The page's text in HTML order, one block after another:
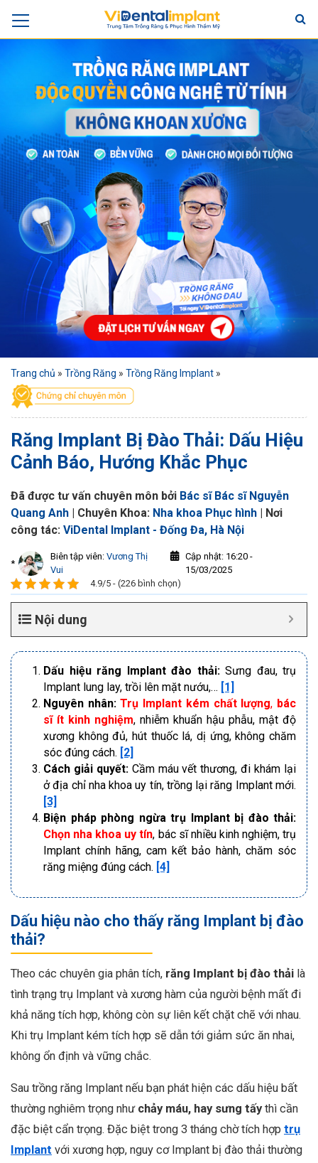
Trang chủ » Trồng Răng » Trồng Răng Implant »
Răng Implant Bị Đào Thải: Dấu Hiệu
Cảnh Báo, Hướng Khắc Phục
Đã được tư vấn chuyên môn bởi Bác sĩ Bác sĩ Nguyễn
Quang Anh | Chuyên Khoa: Nha khoa Phục hình | Nơi
công tác: ViDental Implant - Đống Đa, Hà Nội
*
Biên tập viên:Vương Thị
Vui
Cập nhật: 16:20 -
15/03/2025
4.9/5 - (226 bình chọn)
Nội dung
Dấu hiệu răng Implant đào thải:Sưng đau, trụ
Implant lung lay, trồi lên mặt nướu,… [1]
Nguyên nhân: Trụ Implant kém chất lượng, bác
sĩ ít kinh nghiệm, nhiễm khuẩn hậu phẫu, mật độ
xương không đủ, hút thuốc lá, dị ứng, không chăm
sóc đúng cách. [2]
Cách giải quyết: Cầm máu vết thương, đi khám lại
ở địa chỉ nha khoa uy tín, trồng lại răng Implant mới.
[3]
Biện pháp phòng ngừa trụ Implant bị đào thải:
Chọn nha khoa uy tín, bác sĩ nhiều kinh nghiệm, trụ
Implant chính hãng, cam kết bảo hành, chăm sóc
răng miệng đúng cách. [4]
Dấu hiệu nào cho thấy răng Implant bị đào
thải?
Theo các chuyên gia phân tích, răng Implant bị đào thải là
tình trạng trụ Implant và xương hàm của người bệnh mất đi
khả năng tích hợp, không còn sự liên kết chặt chẽ với nhau.
Khi trụ Implant kém tích hợp sẽ dẫn tới giảm sức ăn nhai,
không ổn định và vững chắc.
Sau trồng răng Implant nếu bạn phát hiện các dấu hiệu bất
thường nghiêm trọng như chảy máu, hay sưng tấythì cần
đặc biệt cẩn trọng. Đặc biệt trong 3 tháng chờ tích hợp trụ
Implant với xương hợp, nguy cơ Implant bị đào thải thường